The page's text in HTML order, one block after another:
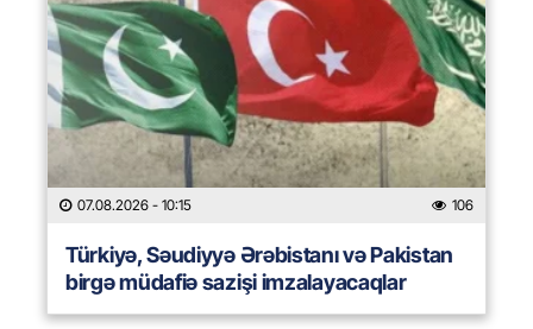
07.08.2026 - 10:15 106
Türkiyə, Səudiyyə Ərəbistanı və Pakistan
birgə müdafiə sazişi imzalayacaqlar